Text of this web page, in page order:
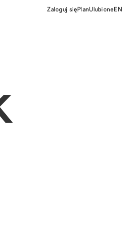
Zaloguj się PlanUlubione EN